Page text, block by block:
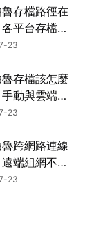
存檔路徑在
平台存檔位
南！
23
存檔該怎麼
動與雲端存
案！
23
跨網路連線
端組網不再
用指南！
23